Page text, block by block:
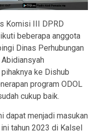
Komisi III DPRD
beberapa anggota
Dinas Perhubungan
ke Dishub
program ODOL
cukup baik.
dapat menjadi masukan
tahun 2023 di Kalsel